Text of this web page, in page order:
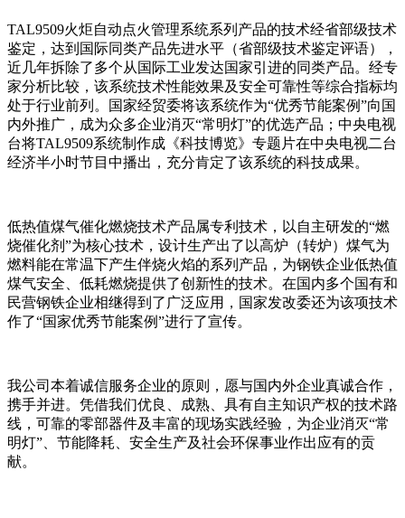
TAL9509火炬自动点火管理系统系列产品的技术经省部级技术
鉴定，达到国际同类产品先进水平（省部级技术鉴定评语），
近几年拆除了多个从国际工业发达国家引进的同类产品。经专
家分析比较，该系统技术性能效果及安全可靠性等综合指标均
处于行业前列。国家经贸委将该系统作为“优秀节能案例”向国
内外推广，成为众多企业消灭“常明灯”的优选产品；中央电视
台将TAL9509系统制作成《科技博览》专题片在中央电视二台
经济半小时节目中播出，充分肯定了该系统的科技成果。
低热值煤气催化燃烧技术产品属专利技术，以自主研发的“燃
烧催化剂”为核心技术，设计生产出了以高炉（转炉）煤气为
燃料能在常温下产生伴烧火焰的系列产品，为钢铁企业低热值
煤气安全、低耗燃烧提供了创新性的技术。在国内多个国有和
民营钢铁企业相继得到了广泛应用，国家发改委还为该项技术
作了“国家优秀节能案例”进行了宣传。
我公司本着诚信服务企业的原则，愿与国内外企业真诚合作，
携手并进。凭借我们优良、成熟、具有自主知识产权的技术路
线，可靠的零部器件及丰富的现场实践经验，为企业消灭“常
明灯”、节能降耗、安全生产及社会环保事业作出应有的贡
献。